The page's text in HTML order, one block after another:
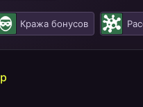
Кража бонусов